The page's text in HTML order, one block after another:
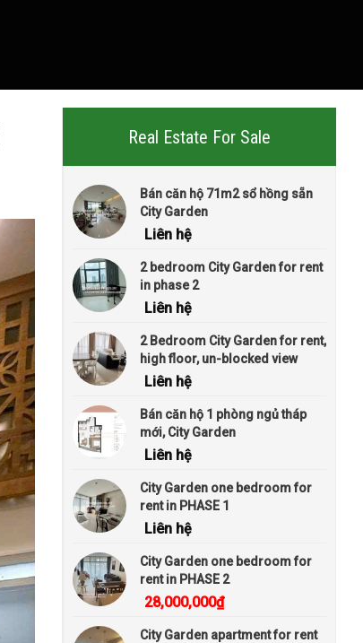
Real Estate For Sale
Bán căn hộ 71m2 sổ hồng sẵn
City Garden
Liên hệ
2 bedroom City Garden for rent
in phase 2
Liên hệ
2 Bedroom City Garden for rent,
high floor, un-blocked view
Liên hệ
Bán căn hộ 1 phòng ngủ tháp
mới, City Garden
Liên hệ
City Garden one bedroom for
rent in PHASE 1
Liên hệ
City Garden one bedroom for
rent in PHASE 2
28,000,000₫
City Garden apartment for rent